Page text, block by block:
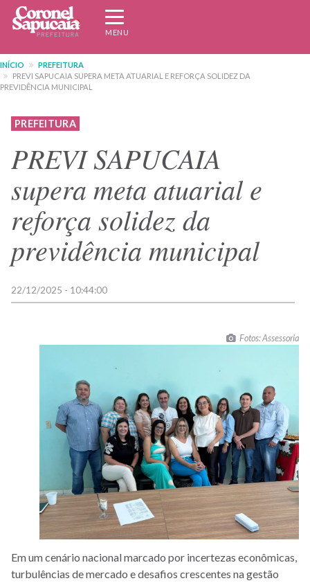
Pular
para
conteúdo
principal
Expandir/recolher
navegação
MENU
INÍCIO
PREFEITURA
PREVI SAPUCAIA SUPERA META ATUARIAL E REFORÇA SOLIDEZ DA
PREVIDÊNCIA MUNICIPAL
PREFEITURA
PREVI SAPUCAIA
supera meta atuarial e
reforça solidez da
previdência municipal
22/12/2025 - 10:44:00
Fotos: Assessoria
Em um cenário nacional marcado por incertezas econômicas,
turbulências de mercado e desafios crescentes na gestão